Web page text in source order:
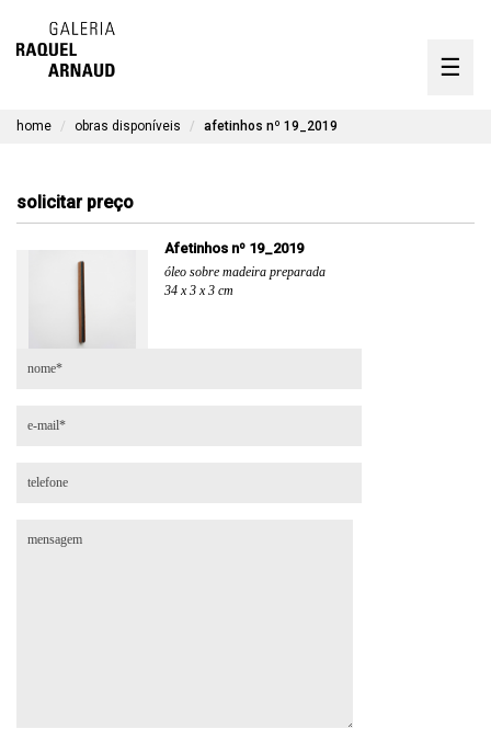
☰
contato
home obras disponíveis afetinhos nº 19_2019
solicitar preço
Afetinhos nº 19_2019
óleo sobre madeira preparada
34 x 3 x 3 cm